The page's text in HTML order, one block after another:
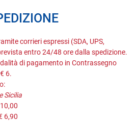
corrieri espressi (SDA, UPS,
entro 24/48 ore dalla spedizione.
di pagamento in Contrassegno
6.
Sicilia
6,90